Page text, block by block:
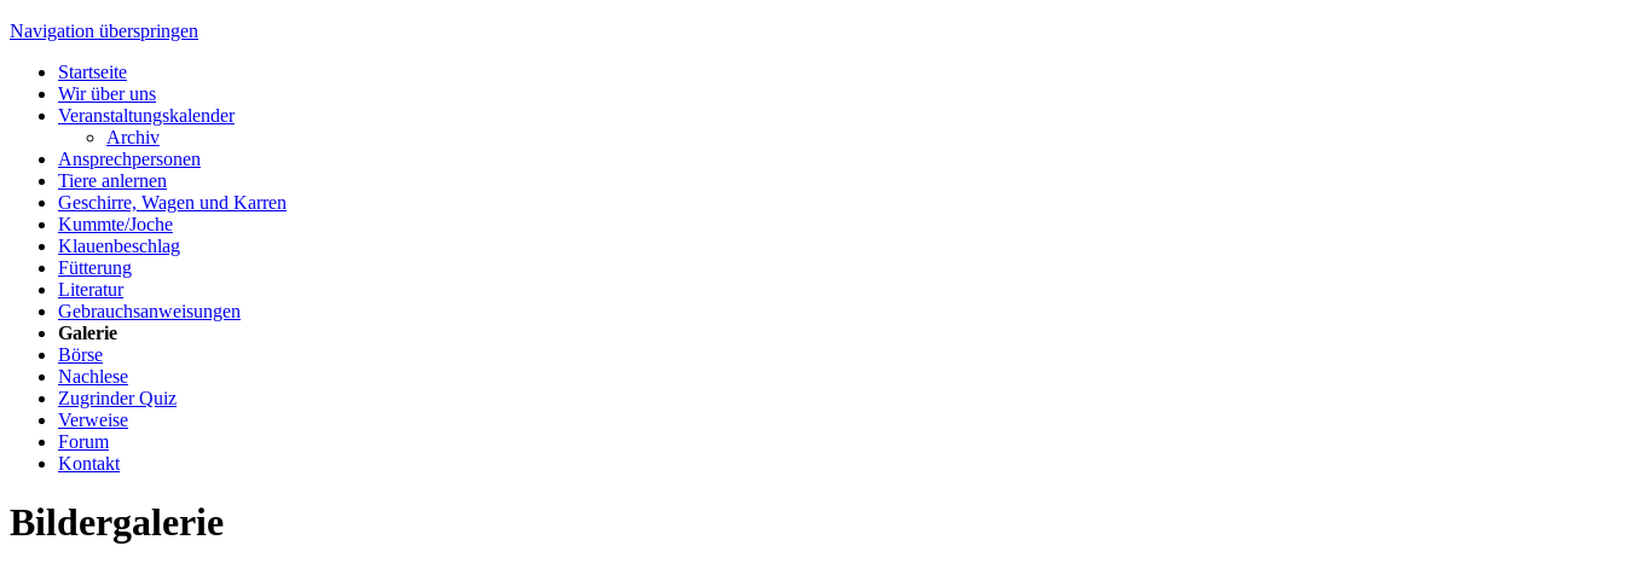
Navigation überspringen
Startseite
Wir über uns
Veranstaltungskalender
Archiv
Ansprechpersonen
Tiere anlernen
Geschirre, Wagen und Karren
Kummte/Joche
Klauenbeschlag
Fütterung
Literatur
Gebrauchsanweisungen
Galerie
Börse
Nachlese
Zugrinder Quiz
Verweise
Forum
Kontakt
Bildergalerie